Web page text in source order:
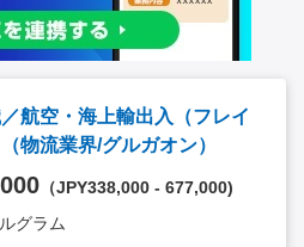
航空・海上輸出入（フレイ
（物流業界/グルガオン）
（JPY338,000 - 677,000)
グラム